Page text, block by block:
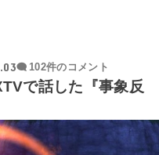
102件のコメント
で話した『事象反